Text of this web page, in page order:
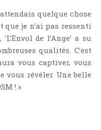
quelque chose
je n’ai pas ressenti
de l’Ange’ a su
qualités. C’est
vous captiver, vous
vous révéler. Une belle
! »